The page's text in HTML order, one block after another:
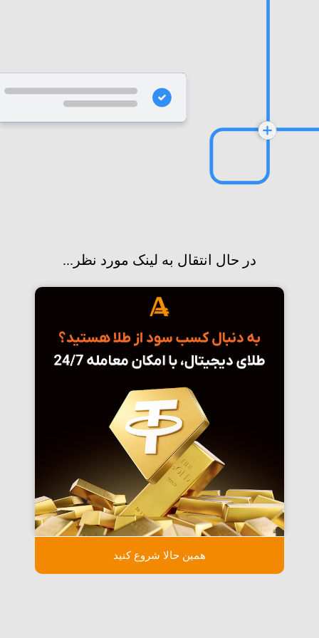
در حال انتقال به لینک مورد نظر...
همین حالا شروع کنید